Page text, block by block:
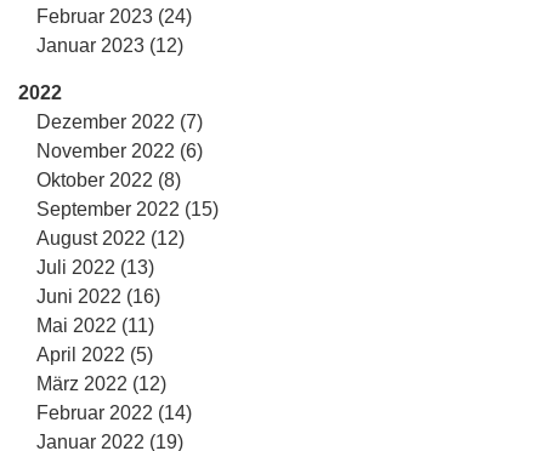
Februar 2023 (24)
Januar 2023 (12)
2022
Dezember 2022 (7)
November 2022 (6)
Oktober 2022 (8)
September 2022 (15)
August 2022 (12)
Juli 2022 (13)
Juni 2022 (16)
Mai 2022 (11)
April 2022 (5)
März 2022 (12)
Februar 2022 (14)
Januar 2022 (19)